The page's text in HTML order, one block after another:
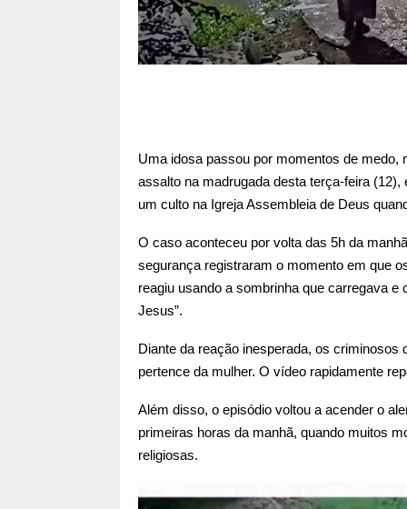
Uma idosa passou por momentos de
assalto na madrugada desta terça-feira
um culto na Igreja Assembleia de Deus
O caso aconteceu por volta das 5h da
segurança registraram o momento em que
reagiu usando a sombrinha que carregava
Jesus”.
Diante da reação inesperada, os
pertence da mulher. O vídeo rapidamente
Além disso, o episódio voltou a acender o
primeiras horas da manhã, quando muitos
religiosas.